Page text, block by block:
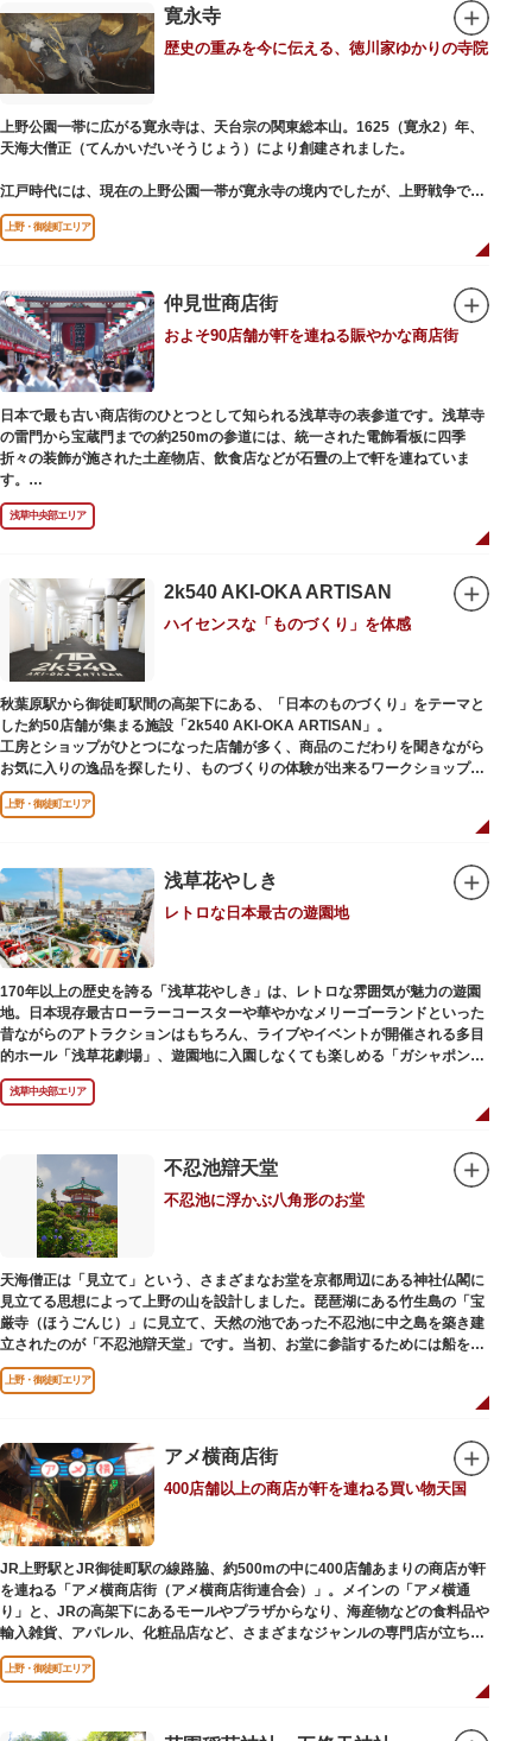
ます。日没から23時頃までは雷門や浅草寺がライトアップされ、昼間とは違
った荘厳な雰囲気に包まれます。
何度も焼失と再建を繰り返し、現在の雷門は1960年に松下電器産業（現パナ
ソニック）の松下幸之助氏の寄進により再建されたものです。
寛永寺
歴史の重みを今に伝える、徳川家ゆかりの寺院
上野公園一帯に広がる寛永寺は、天台宗の関東総本山。1625（寛永2）年、
天海大僧正（てんかいだいそうじょう）により創建されました。
江戸時代には、現在の上野公園一帯が寛永寺の境内でしたが、上野戦争でそ
の多くを焼失。現在は根本中堂をはじめ開山堂（両大師）、不忍池辯天堂、
上野大仏（パゴダ）、輪王殿などの建造物が上野公園とその周辺に点在して
います。戦火を免れた輪王寺門跡御本坊表門、徳川将軍霊廟勅額門など重要
清水観音堂の舞台前に復元された「月の松」は、浮世絵師歌川広重の「名所
江戸百景」にも描かれていることで有名。丸い形の松から不忍池辯天堂を見
下ろす風流な景観は、絶好のフォトスポットとなっています。
東叡山（とうえいざん）という山号は、東の「比叡山延暦寺」を意味してお
り、比叡山や京都の有名寺院になぞらえて上野の山に数多くの堂舎が建立さ
れました。本尊は薬師瑠璃光如来（やくしるりこうにょらい）で、伝教大師
最澄が自ら彫ったと伝えられる秘仏です。徳川歴代将軍の祈祷寺と菩提寺を
兼ね、御霊廟には6名の将軍が埋葬されています。
上野・御徒町エリア
仲見世商店街
およそ90店舗が軒を連ねる賑やかな商店街
日本で最も古い商店街のひとつとして知られる浅草寺の表参道です。浅草寺
の雷門から宝蔵門までの約250mの参道には、統一された電飾看板に四季
折々の装飾が施された土産物店、飲食店などが石畳の上で軒を連ねていま
す。
人形焼や手焼きせんべいをはじめ、団子や揚げまんじゅう、雷おこしなどの
銘菓、和傘や扇子など伝統工芸品も並び、歩いているだけで浅草らしさを感
じる場所です。江戸文化を感じる粋な商品の数々は、海外からの観光客にも
ての味を堪能できるのも魅力。下町っ子の威勢の良い売り声が飛び交うな
か、お気に入りのお土産探しをお楽しみください。
浅草中央部エリア
2k540 AKI-OKA ARTISAN
ハイセンスな「ものづくり」を体感
秋葉原駅から御徒町駅間の高架下にある、「日本のものづくり」をテーマと
した約50店舗が集まる施設「2k540 AKI-OKA ARTISAN」。
工房とショップがひとつになった店舗が多く、商品のこだわりを聞きながら
お気に入りの逸品を探したり、ものづくりの体験が出来るワークショップに
参加して自分だけのオリジナル商品を作ったり、クリエイターと直接コミュ
ニケーションをとりながらのショッピングが楽しめます。飲食店もあるので
ないぬくもりと、新しいデザインの商品に出会うことができます。
名前の由来は、東京駅から2k540m付近にあることから「2k540」、秋葉原
駅（AKIHABARA）と御徒町駅（OKACHIMACHI）の間にあるという造語
「AKI-OKA」、フランス語で「職人」を意味する「ARTISAN」を組み合わ
せたもの。
施設周辺は、江戸の文化を伝える伝統工芸職人の街だったという背景もあ
り、現在もジュエリーや皮製品を扱うお店が多く、高いセンスとクオリティ
をもった店舗が集結しています。
上野・御徒町エリア
浅草花やしき
レトロな日本最古の遊園地
170年以上の歴史を誇る「浅草花やしき」は、レトロな雰囲気が魅力の遊園
地。日本現存最古ローラーコースターや華やかなメリーゴーランドといった
昔ながらのアトラクションはもちろん、ライブやイベントが開催される多目
的ホール「浅草花劇場」、遊園地に入園しなくても楽しめる「ガシャポンの
デパート浅草花やしき店」も併設され、さまざまな娯楽を楽しめる浅草の
「遊びの場」として親しまれています。
と菊細工を主とした花園（かえん）として誕生しました。明治時代に入ると
遊戯施設が置かれ、珍鳥や猛獣、見世物の展示などでも評判に。全国有数の
動物園としても知られるようになりました。戦後は遊園地として再開し、温
かさと懐かしさを併せ持つレトロなアトラクションや雰囲気で人気のスポッ
トとなっています。幼児（0歳～4歳）は入園とのりもの料が無料で、年齢や
身長制限の無いアトラクションもあり、子どもの遊園地デビューにもぴった
りです。
浅草中央部エリア
不忍池辯天堂
不忍池に浮かぶ八角形のお堂
天海僧正は「見立て」という、さまざまなお堂を京都周辺にある神社仏閣に
見立てる思想によって上野の山を設計しました。琵琶湖にある竹生島の「宝
厳寺（ほうごんじ）」に見立て、天然の池であった不忍池に中之島を築き建
立されたのが「不忍池辯天堂」です。当初、お堂に参詣するためには船を使
用していましたが、参詣者が増えたことから橋がかけられました。不忍池の
どこからでも参拝できるように、八角形の建物になったと言われ、7月から8
ご本尊である辯才天は、音楽と芸能の守り神として広く信仰され、
「辯”財”天」とも書くことから、金運上昇といったご利益もあると言われて
います。辯才天は琵琶を持った姿で知られていますが、不忍池辯天堂の辯才
天は、8本の腕に煩悩を破壊する武器をお持ちになっている「八臂辯才天
（はっぴべんざいてん）」。9月に行われる「巳成金（みなるかね）大祭」
で目にすることができます。
不忍池辯天堂には、豊臣秀吉公が大切にしていたという伝説のある、谷中七
福神とは別の「大黒天」も祀られています。
上野・御徒町エリア
アメ横商店街
400店舗以上の商店が軒を連ねる買い物天国
JR上野駅とJR御徒町駅の線路脇、約500mの中に400店舗あまりの商店が軒
を連ねる「アメ横商店街（アメ横商店街連合会）」。メインの「アメ横通
り」と、JRの高架下にあるモールやプラザからなり、海産物などの食料品や
輸入雑貨、アパレル、化粧品店など、さまざまなジャンルの専門店が立ち並
んでいます。活気ある呼び込みが飛び交うなかで、店員さんとの会話も楽し
みながら目玉商品や特価品を探せるのが魅力のひとつ。年末の叩き売りは風
上野・御徒町エリア